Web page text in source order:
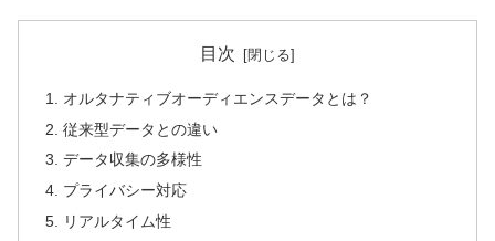
目次
オルタナティブオーディエンスデータとは？
従来型データとの違い
データ収集の多様性
プライバシー対応
リアルタイム性